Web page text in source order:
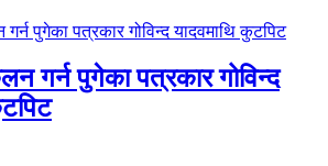
गर्न पुगेका पत्रकार गोविन्द